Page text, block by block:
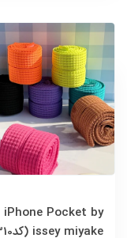
iPhone Pocket by
issey miyake (کدa0310)